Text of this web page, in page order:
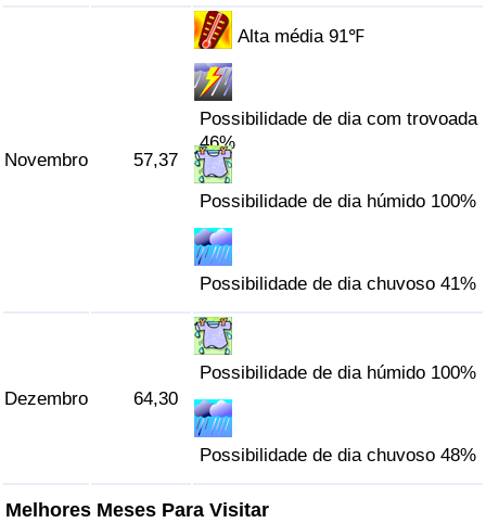
Novembro 57,37
Alta média 91℉
Possibilidade de dia com trovoada
46%
Possibilidade de dia húmido 100%
Possibilidade de dia chuvoso 41%
Dezembro 64,30
Possibilidade de dia húmido 100%
Possibilidade de dia chuvoso 48%
Melhores Meses Para Visitar